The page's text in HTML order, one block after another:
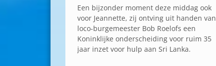
Een bijzonder moment deze middag ook
voor Jeannette, zij ontving uit handen van
loco-burgemeester Bob Roelofs een
Koninklijke onderscheiding voor ruim 35
jaar inzet voor hulp aan Sri Lanka.